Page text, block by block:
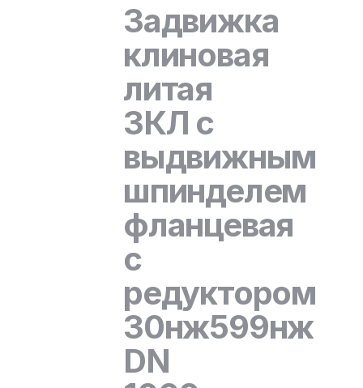
Задвижка
клиновая
литая
ЗКЛ с
выдвижным
шпинделем
фланцевая
с
редуктором
30нж599нж
DN